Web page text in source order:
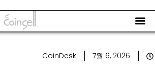
CoinDesk 7월 6, 2026